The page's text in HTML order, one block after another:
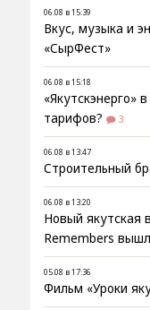
06.08 в 15:39
Вкус, музыка и
«СырФест»
06.08 в 15:18
«Якутскэнерго»
тарифов?
3
06.08 в 13:47
Строительный
06.08 в 13:20
Новый якутская
Remembers
05.08 в 17:36
Фильм «Уроки